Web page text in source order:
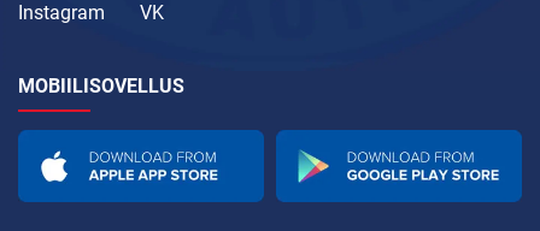
Instagram
VK
MOBIILISOVELLUS